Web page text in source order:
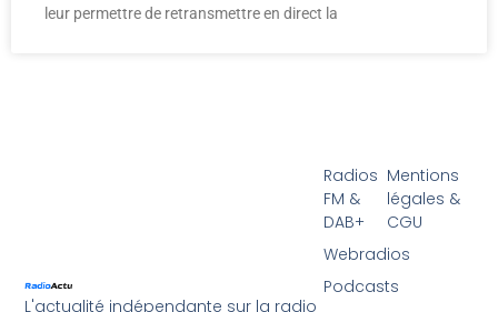
leur permettre de retransmettre en direct la
L'actualité indépendante sur la radio
Radios
FM &
DAB+
Webradios
Podcasts
Mentions
légales &
CGU